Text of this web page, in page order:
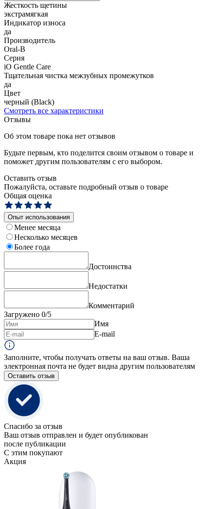
Жесткость щетины
экстрамягкая
Индикатор износа
да
Производитель
Oral-B
Серия
iO Gentle Care
Тщательная чистка межзубных промежутков
да
Цвет
черный (Black)
Смотреть все характеристики
Отзывы
Об этом товаре пока нет отзывов
Будьте первым, кто поделится своим отзывом о товаре и
поможет другим пользователям с его выбором.
Оставить отзыв
Пожалуйста, оставьте подробный отзыв о товаре
Общая оценка
Опыт использования
Менее месяца
Несколько месяцев
Более года
Достоинства
Недостатки
Комментарий
Загружено 0/5
Имя
E-mail
Заполните, чтобы получать ответы на ваш отзыв. Ваша
электронная почта не будет видна другим пользователям
Оставить отзыв
Спасибо за отзыв
Ваш отзыв отправлен и будет опубликован
после публикации
С этим покупают
Акция